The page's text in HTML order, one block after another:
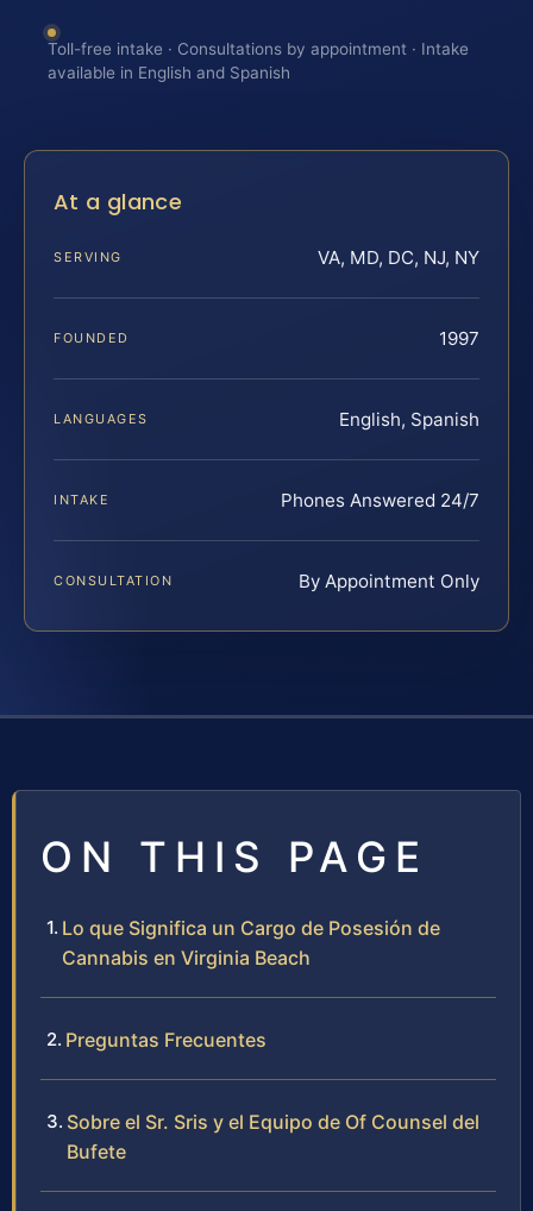
Toll-free intake · Consultations by appointment · Intake
available in English and Spanish
At a glance
SERVING VA, MD, DC, NJ, NY
FOUNDED 1997
LANGUAGES English, Spanish
INTAKE Phones Answered 24/7
CONSULTATION By Appointment Only
ON THIS PAGE
Lo que Significa un Cargo de Posesión de
Cannabis en Virginia Beach
Preguntas Frecuentes
Sobre el Sr. Sris y el Equipo de Of Counsel del
Bufete